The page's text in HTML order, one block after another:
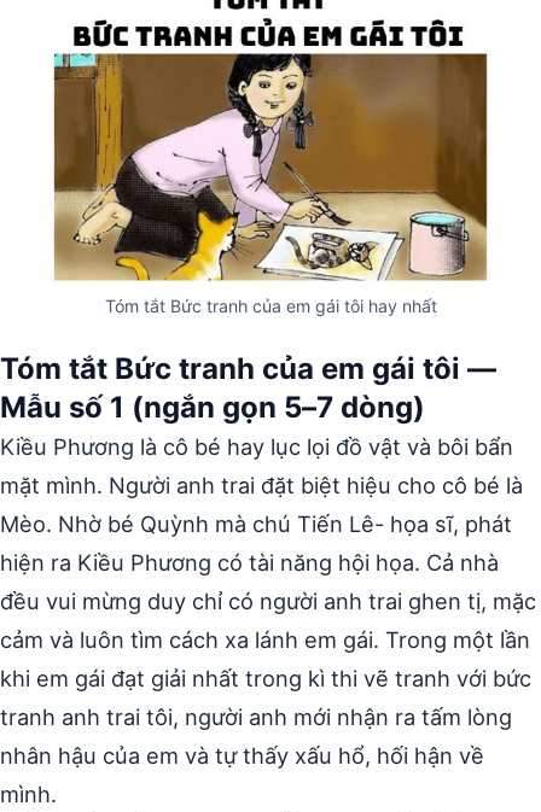
Tóm tắt Bức tranh của em gái tôi hay nhất
Tóm tắt Bức tranh của em gái tôi —
Mẫu số 1 (ngắn gọn 5–7 dòng)
Kiều Phương là cô bé hay lục lọi đồ vật và bôi bẩn
mặt mình. Người anh trai đặt biệt hiệu cho cô bé là
Mèo. Nhờ bé Quỳnh mà chú Tiến Lê- họa sĩ, phát
hiện ra Kiều Phương có tài năng hội họa. Cả nhà
đều vui mừng duy chỉ có người anh trai ghen tị, mặc
cảm và luôn tìm cách xa lánh em gái. Trong một lần
khi em gái đạt giải nhất trong kì thi vẽ tranh với bức
tranh anh trai tôi, người anh mới nhận ra tấm lòng
nhân hậu của em và tự thấy xấu hổ, hối hận về
mình.